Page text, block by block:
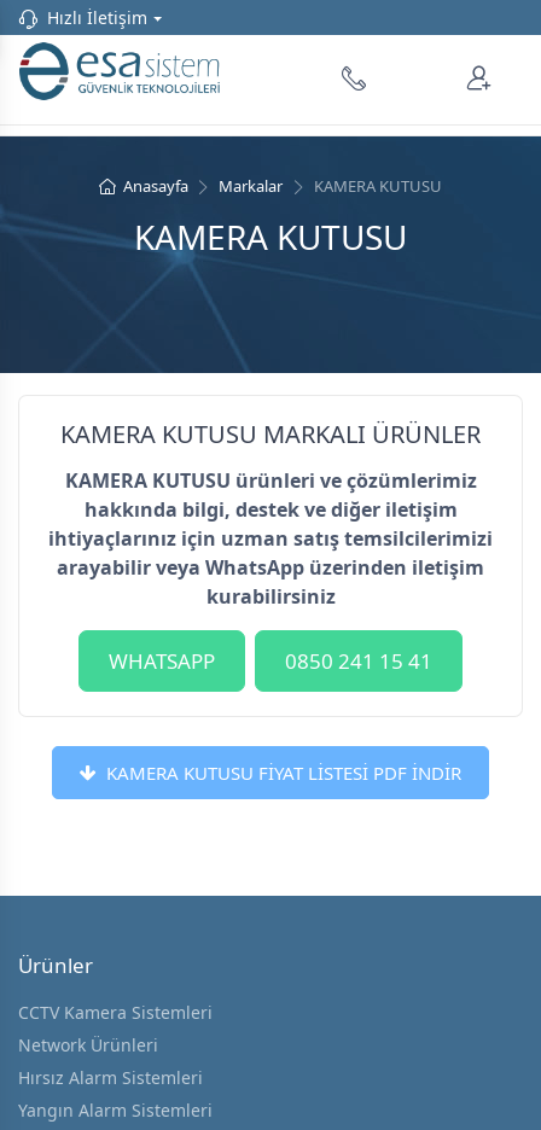
Hızlı İletişim
Anasayfa Markalar KAMERA KUTUSU
KAMERA KUTUSU
KAMERA KUTUSU MARKALI ÜRÜNLER
KAMERA KUTUSU ürünleri ve çözümlerimiz
hakkında bilgi, destek ve diğer iletişim
ihtiyaçlarınız için uzman satış temsilcilerimizi
arayabilir veya WhatsApp üzerinden iletişim
kurabilirsiniz
WHATSAPP 0850 241 15 41
KAMERA KUTUSU FİYAT LİSTESİ PDF İNDİR
Ürünler
CCTV Kamera Sistemleri
Network Ürünleri
Hırsız Alarm Sistemleri
Yangın Alarm Sistemleri